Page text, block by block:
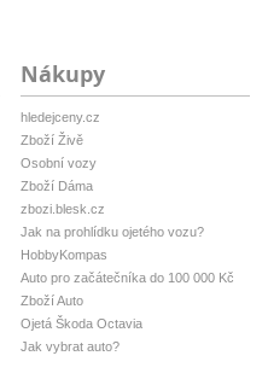
Nákupy
hledejceny.cz
Zboží Živě
Osobní vozy
Zboží Dáma
zbozi.blesk.cz
Jak na prohlídku ojetého vozu?
HobbyKompas
Auto pro začátečníka do 100 000 Kč
Zboží Auto
Ojetá Škoda Octavia
Jak vybrat auto?